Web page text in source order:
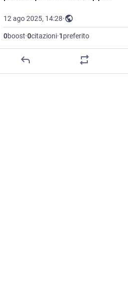
12 ago 2025, 14:28·
0boost·0citazioni·1preferito